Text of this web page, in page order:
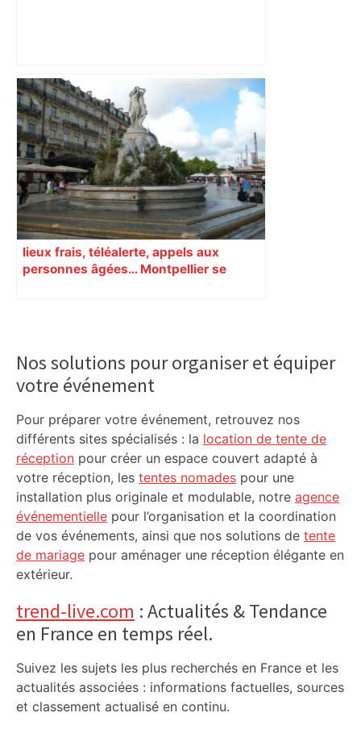
Direct. Top 14 – Montpellier – Stade
français : qui pour rejoindre l'ogre
toulousain en finale ? Suivez la demi-
finale – Rugbyrama
lieux frais, téléalerte, appels aux
personnes âgées… Montpellier se
Sidebar
Nos solutions pour organiser et équiper
votre événement
Pour préparer votre événement, retrouvez nos
différents sites spécialisés : la location de tente de
réception pour créer un espace couvert adapté à
votre réception, les tentes nomades pour une
installation plus originale et modulable, notre agence
événementielle pour l’organisation et la coordination
de vos événements, ainsi que nos solutions de tente
de mariage pour aménager une réception élégante en
extérieur.
trend-live.com : Actualités & Tendance
en France en temps réel.
Suivez les sujets les plus recherchés en France et les
actualités associées : informations factuelles, sources
et classement actualisé en continu.